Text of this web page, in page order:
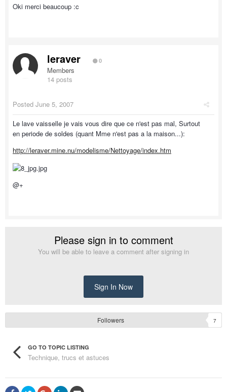
Oki merci beaucoup :c
leraver 0
Members
14 posts
Posted June 5, 2007
Le lave vaisselle je vais vous dire que ce n'est pas mal, Surtout
en periode de soldes (quant Mme n'est pas a la maison...):
http://leraver.mine.nu/modelisme/Nettoyage/index.htm
@+
Please sign in to comment
You will be able to leave a comment after signing in
Sign In Now
Followers 7
GO TO TOPIC LISTING
Technique, trucs et astuces